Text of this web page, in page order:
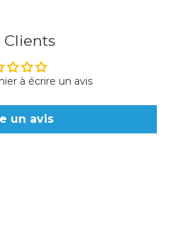
Clients
à écrire un avis
un avis